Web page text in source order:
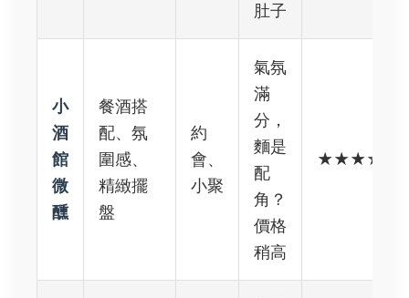
肚子
小
酒
館
微
醺
餐酒搭
配、氛
圍感、
精緻擺
盤
約
會、
小聚
氣氛
滿
分，
麵是
配
角？
價格
稍高
★★★☆☆